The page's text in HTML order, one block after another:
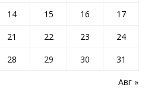
Авг »
14 15 16
17
21 22 23
24
28 29 30 31